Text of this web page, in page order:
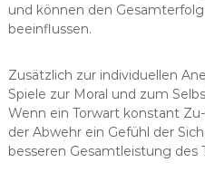
und können den
beeinflussen.
Zusätzlich zur individuellen
Spiele zur Moral und zum
Wenn ein Torwart konstant
der Abwehr ein Gefühl der
besseren Gesamtleistung des